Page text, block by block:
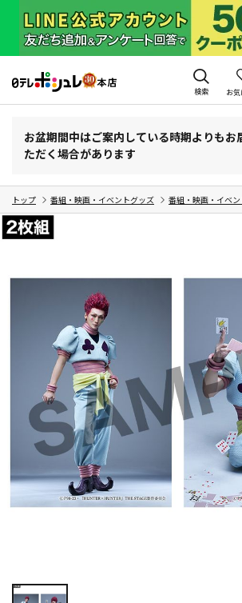
検索 お気
お盆期間中はご案内している時期よりもお
ただく場合があります
トップ 番組・映画・イベントグッズ 番組・映画・イベ